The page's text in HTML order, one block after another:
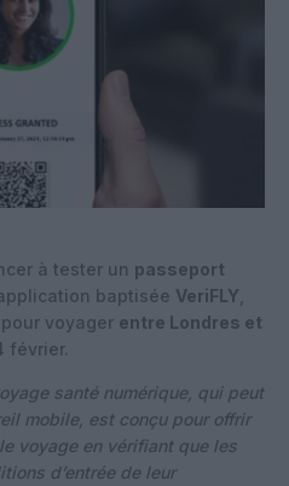
à tester un passeport
application baptisée VeriFLY
voyager entre Londres et
février.
santé numérique, qui peut
mobile, est conçu pour offrir
voyage en vérifiant que les
d’entrée de leur